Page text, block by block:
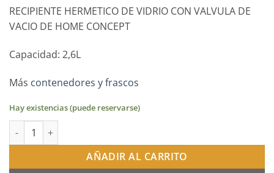
RECIPIENTE HERMETICO DE VIDRIO CON VALVULA DE
VACIO DE HOME CONCEPT
Capacidad: 2,6L
Más contenedores y frascos
Hay existencias (puede reservarse)
Contenedor Hermetico rectangular de vidrio - 2.6L cantidad
AÑADIR AL CARRITO